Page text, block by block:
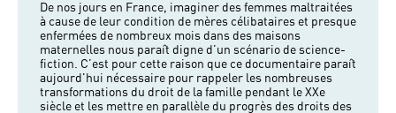
De nos jours en France, imaginer des femmes maltraitées
à cause de leur condition de mères célibataires et presque
enfermées de nombreux mois dans des maisons
maternelles nous paraît digne d’un scénario de science-
fiction. C’est pour cette raison que ce documentaire paraît
aujourd'hui nécessaire pour rappeler les nombreuses
transformations du droit de la famille pendant le XXe
siècle et les mettre en parallèle du progrès des droits des